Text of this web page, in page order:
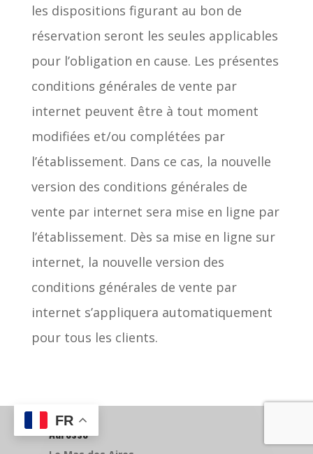
les dispositions figurant au bon de
réservation seront les seules applicables
pour l’obligation en cause. Les présentes
conditions générales de vente par
internet peuvent être à tout moment
modifiées et/ou complétées par
l’établissement. Dans ce cas, la nouvelle
version des conditions générales de
vente par internet sera mise en ligne par
l’établissement. Dès sa mise en ligne sur
internet, la nouvelle version des
conditions générales de vente par
internet s’appliquera automatiquement
pour tous les clients.
Adresse
FR